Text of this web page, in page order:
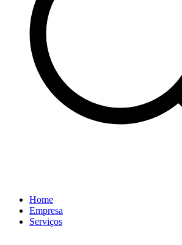
Home
Empresa
Serviços